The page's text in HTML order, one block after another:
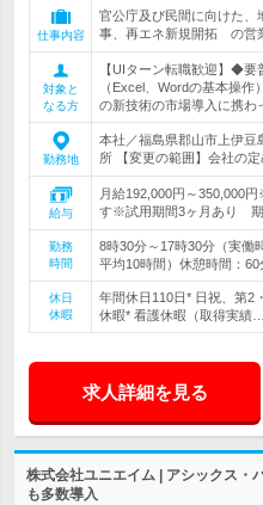
仕事内容
官公庁及び民間に向けた、
事、再エネ新規開拓 の営
対象と
なる方
【UIターン転職歓迎】◆
（Excel、Wordの基本操
の新技術の市場導入に携わ
勤務地
本社／福島県郡山市上伊豆
所 【変更の範囲】会社の
給与
月給192,000円～350,000
す※試用期間3ヶ月あり 期
勤務
時間
8時30分～17時30分（実働
平均10時間）休憩時間：60
休日
休暇
年間休日110日* 日祝、第2
休暇* 看護休暇（取得実績…
求人詳細を見る
株式会社ユニエイム | アシックス・
も多数導入